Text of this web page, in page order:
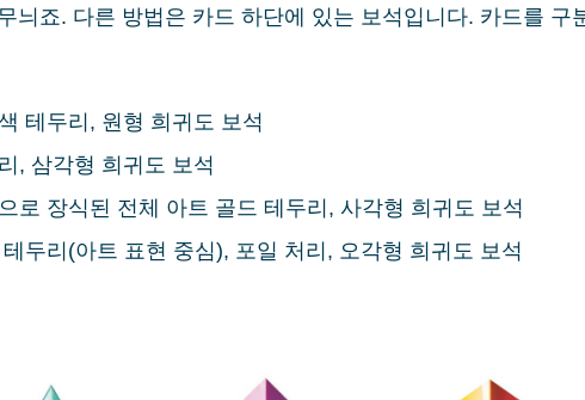
늬죠. 다른 방법은 카드 하단에 있는 보석입니다. 카드를 구
테두리, 원형 희귀도 보석
, 삼각형 희귀도 보석
로 장식된 전체 아트 골드 테두리, 사각형 희귀도 보석
두리(아트 표현 중심), 포일 처리, 오각형 희귀도 보석